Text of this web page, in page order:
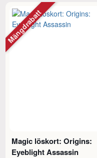
Magic löskort: Origins:
Eyeblight Assassin
Mängdrabatt